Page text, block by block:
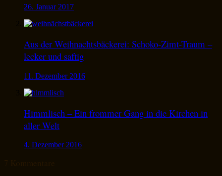
26. Januar 2017
Aus der Weihnachtsbäckerei: Schoko-Zimt-Traum –
lecker und saftig
11. Dezember 2016
Himmlisch – Ein frommer Gang in die Kirchen in
aller Welt
4. Dezember 2016